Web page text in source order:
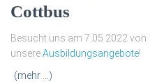
Cottbus
Besucht uns am 7.05.2022
unsereAusbildungsangebote!
(mehr …)